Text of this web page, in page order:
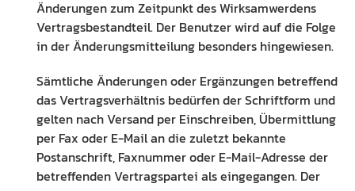
Änderungen zum Zeitpunkt des Wirksamwerdens
Vertragsbestandteil. Der Benutzer wird auf die Folge
in der Änderungsmitteilung besonders hingewiesen.
Sämtliche Änderungen oder Ergänzungen betreffend
das Vertragsverhältnis bedürfen der Schriftform und
gelten nach Versand per Einschreiben, Übermittlung
per Fax oder E-Mail an die zuletzt bekannte
Postanschrift, Faxnummer oder E-Mail-Adresse der
betreffenden Vertragspartei als eingegangen. Der